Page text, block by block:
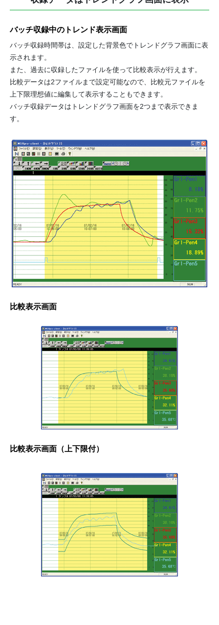
バッチ収録中のトレンド表示画面
バッチ収録時間帯は、設定した背景色でトレンドグラフ画面に表
示されます。
また、過去に収録したファイルを使って比較表示が行えます。
比較データは2ファイルまで設定可能なので、比較元ファイルを
上下限理想値に編集して表示することもできます。
バッチ収録データはトレンドグラフ画面を2つまで表示できま
す。
比較表示画面
比較表示画面（上下限付）